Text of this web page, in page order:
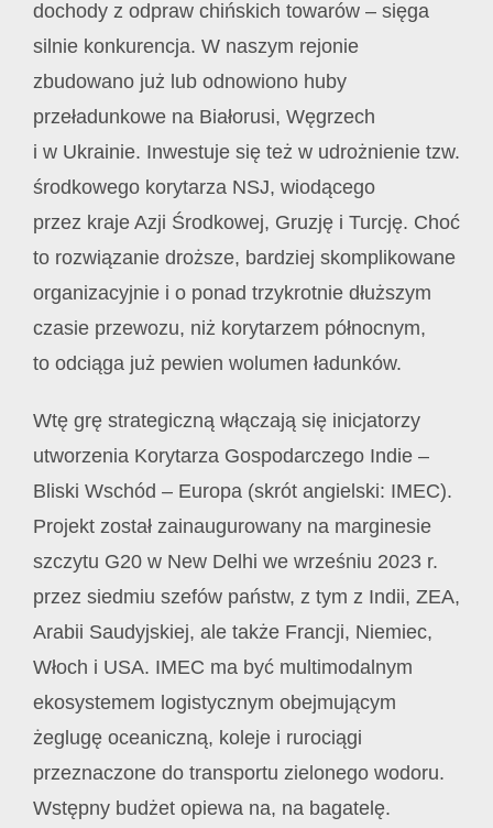
dochody z odpraw chińskich towarów – sięga
silnie konkurencja. W naszym rejonie
zbudowano już lub odnowiono huby
przeładunkowe na Białorusi, Węgrzech
i w Ukrainie. Inwestuje się też w udrożnienie tzw.
środkowego korytarza NSJ, wiodącego
przez kraje Azji Środkowej, Gruzję i Turcję. Choć
to rozwiązanie droższe, bardziej skomplikowane
organizacyjnie i o ponad trzykrotnie dłuższym
czasie przewozu, niż korytarzem północnym,
to odciąga już pewien wolumen ładunków.
Wtę grę strategiczną włączają się inicjatorzy
utworzenia Korytarza Gospodarczego Indie –
Bliski Wschód – Europa (skrót angielski: IMEC).
Projekt został zainaugurowany na marginesie
szczytu G20 w New Delhi we wrześniu 2023 r.
przez siedmiu szefów państw, z tym z Indii, ZEA,
Arabii Saudyjskiej, ale także Francji, Niemiec,
Włoch i USA. IMEC ma być multimodalnym
ekosystemem logistycznym obejmującym
żeglugę oceaniczną, koleje i rurociągi
przeznaczone do transportu zielonego wodoru.
Wstępny budżet opiewa na, na bagatelę.